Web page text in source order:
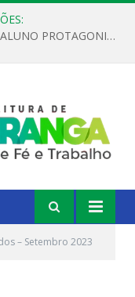
REGULAMENTO OFICIAL DO PRÊMIO ALUNO PROTAGONISTA – EDIÇÃO 2026
– Setembro 2023